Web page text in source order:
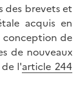
des brevets et
acquis en
conception de
de nouveaux
l'article 244